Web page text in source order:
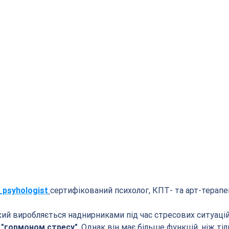
сертифікований психолог, КПТ- та арт-
виробляється наднирниками під час стресових